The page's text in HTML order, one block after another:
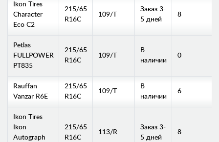
Ikon Tires
Character
Eco C2
215/65
R16C
109/T
Заказ 3-
5 дней
8
Petlas
FULLPOWER
PT835
215/65
R16C
109/T
В
наличии
0
Rauffan
Vanzar R6E
215/65
R16C
109/T
В
наличии
6
Ikon Tires
Ikon
Autograph
215/65
R16C
113/R
Заказ 3-
5 дней
8